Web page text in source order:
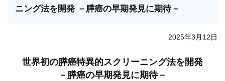
施設・サービス
交通アクセス
ニング法を開発 －膵癌の早期発見に期待－
2025年3月12日
世界初の膵癌特異的スクリーニング法を開発
－膵癌の早期発見に期待－